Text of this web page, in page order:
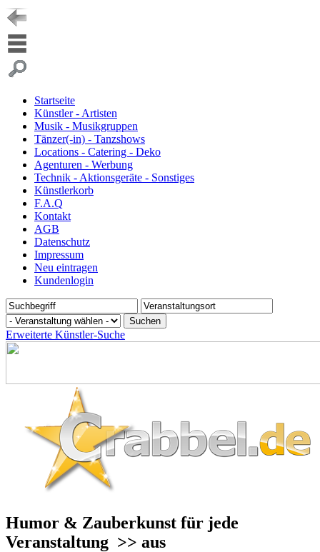
Startseite
Künstler - Artisten
Musik - Musikgruppen
Tänzer(-in) - Tanzshows
Locations - Catering - Deko
Agenturen - Werbung
Technik - Aktionsgeräte - Sonstiges
Künstlerkorb
F.A.Q
Kontakt
AGB
Datenschutz
Impressum
Neu eintragen
Kundenlogin
Erweiterte Künstler-Suche
Humor & Zauberkunst für jede
Veranstaltung >> aus